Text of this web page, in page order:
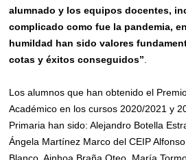
alumnado y los equipos docentes,
complicado como fue la pandemia,
humildad han sido valores
cotas y éxitos conseguidos”
Los alumnos que han obtenido el
Académico en los cursos 2020/2021 y
Primaria han sido: Alejandro Botella
Ángela Martínez Marco del CEIP
Blanco, Ainhoa Braña Oteo, María